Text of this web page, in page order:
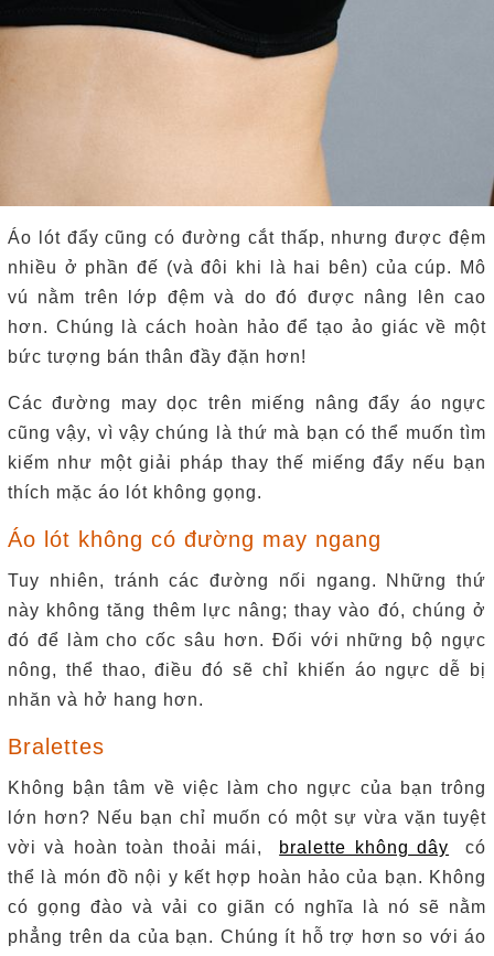
Áo lót đẩy cũng có đường cắt thấp, nhưng được đệm
nhiều ở phần đế (và đôi khi là hai bên) của cúp.
Mô
vú nằm trên lớp đệm và do đó được nâng lên cao
hơn. Chúng là cách hoàn hảo để tạo ảo giác về một
bức tượng bán thân đầy đặn hơn!
Các đường may dọc trên miếng nâng đẩy áo ngực
cũng vậy, vì vậy chúng là thứ mà bạn có thể muốn tìm
kiếm như một giải pháp thay thế miếng đẩy nếu bạn
thích mặc áo lót không gọng.
Áo lót không có đường may ngang
Tuy nhiên, tránh các đường nối ngang.
Những thứ
này không tăng thêm lực nâng;thay vào đó, chúng ở
đó để làm cho cốc sâu hơn. Đối với những bộ ngực
nông, thể thao, điều đó sẽ chỉ khiến áo ngực dễ bị
nhăn và hở hang hơn.
Bralettes
Không bận tâm về việc làm cho ngực của bạn trông
lớn hơn? Nếu bạn chỉ muốn có một sự vừa vặn tuyệt
vời và hoàn toàn thoải mái,
bralette không dây có
thể là món đồ nội y kết hợp hoàn hảo của bạn. Không
có gọng đào và vải co giãn có nghĩa là nó sẽ nằm
phẳng trên da của bạn. Chúng ít hỗ trợ hơn so với áo